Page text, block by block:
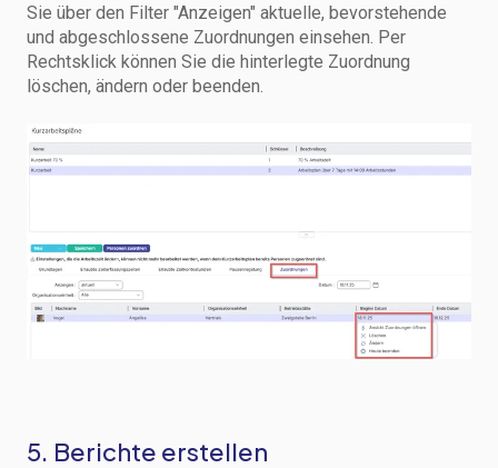
Sie über den Filter "Anzeigen" aktuelle, bevorstehende
und abgeschlossene Zuordnungen einsehen. Per
Rechtsklick können Sie die hinterlegte Zuordnung
löschen, ändern oder beenden.
5. Berichte erstellen